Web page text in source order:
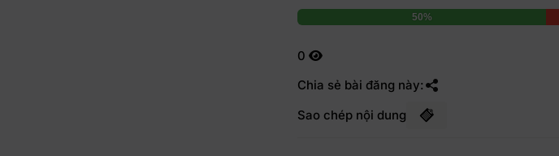
50%
0
Chia sẻ bài đăng này:
Sao chép nội dung